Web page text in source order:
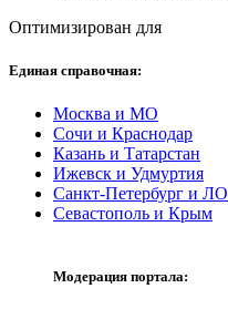
Оптимизирован для
Единая справочная:
Москва и МО
Сочи и Краснодар
Казань и Татарстан
Ижевск и Удмуртия
Санкт-Петербург и ЛО
Севастополь и Крым
Модерация портала: